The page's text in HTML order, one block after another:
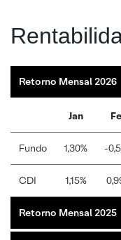
Retorno Mensal 2026
Jan
Fundo 1,30% -
CDI 1,15%
Retorno Mensal 2025